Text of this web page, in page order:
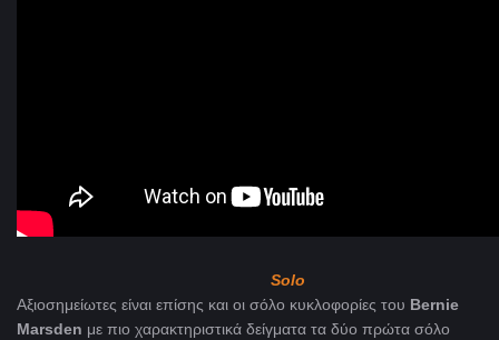
Solo
Αξιοσημείωτες είναι επίσης και οι σόλο κυκλοφορίες του Bernie
Marsden με πιο χαρακτηριστικά δείγματα τα δύο πρώτα σόλο